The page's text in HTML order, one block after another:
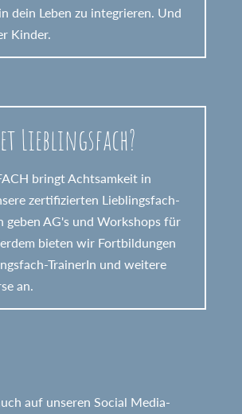
dein Leben zu integrieren. Und
Kinder.
Lieblingsfach?
bringt Achtsamkeit in
zertifizierten Lieblingsfach-
geben AG's und Workshops für
bieten wir Fortbildungen
TrainerIn und weitere
an.
auf unseren Social Media-